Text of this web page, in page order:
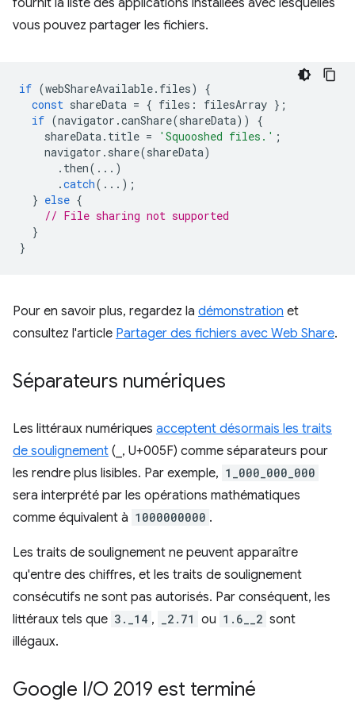
fournit la liste des applications installées avec lesquelles
vous pouvez partager les fichiers.
if (webShareAvailable. files)
{
const shareData = { files : filesArray };
if (navigator .canShare(shareData))
{
shareData. title = 'Squooshed files.' ;
navigator . share(shareData)
. then(...)
.catch(...);
} else {
// File sharing not supported
}
}
Pour en savoir plus, regardez la démonstration et
consultez l'article Partager des fichiers avec Web Share.
Séparateurs numériques
Les littéraux numériques acceptent désormais les traits
de soulignement (_, U+005F) comme séparateurs pour
les rendre plus lisibles. Par exemple, 1_000_000_000
sera interprété par les opérations mathématiques
comme équivalent à 1000000000 .
Les traits de soulignement ne peuvent apparaître
qu'entre des chiffres, et les traits de soulignement
consécutifs ne sont pas autorisés. Par conséquent, les
littéraux tels que 3._14 , _2.71 ou 1.6__2 sont
illégaux.
Google I/O 2019 est terminé